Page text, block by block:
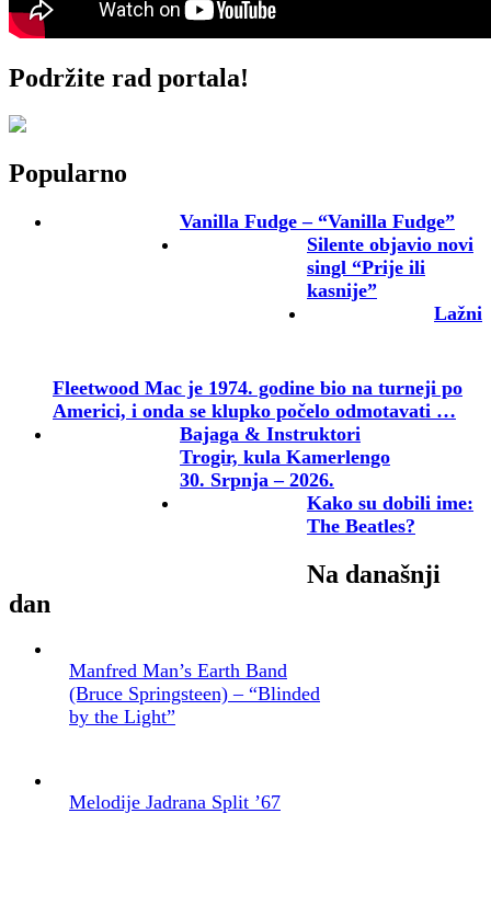
Podržite rad portala!
Popularno
Vanilla Fudge – “Vanilla Fudge”
Silente objavio novi
singl “Prije ili
kasnije”
Lažni
Fleetwood Mac je 1974. godine bio na turneji po
Americi, i onda se klupko počelo odmotavati …
Bajaga & Instruktori
Trogir, kula Kamerlengo
30. Srpnja – 2026.
Kako su dobili ime:
The Beatles?
Na današnji
dan
Manfred Man’s Earth Band
(Bruce Springsteen) – “Blinded
by the Light”
Melodije Jadrana Split ’67